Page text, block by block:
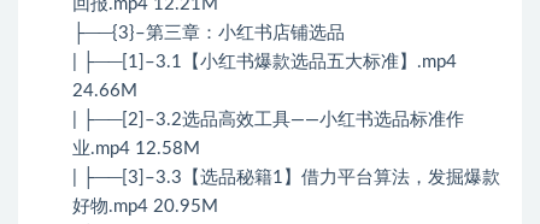
回报.mp4 12.21M
├──{3}–第三章：小红书店铺选品
| ├──[1]–3.1【小红书爆款选品五大标准】.mp4
24.66M
| ├──[2]–3.2选品高效工具——小红书选品标准作
业.mp4 12.58M
| ├──[3]–3.3【选品秘籍1】借力平台算法，发掘爆款
好物.mp4 20.95M